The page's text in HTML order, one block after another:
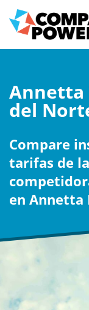
Annetta
del
Compare
tarifas de
en Annetta